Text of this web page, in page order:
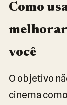
Como
melhorar
você
O objetivo
cinema